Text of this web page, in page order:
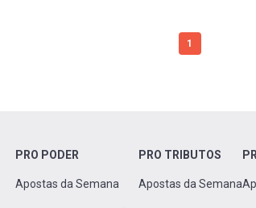
1
PRO PODER
Apostas da Semana
PRO TRIBUTOS
Apostas da Semana